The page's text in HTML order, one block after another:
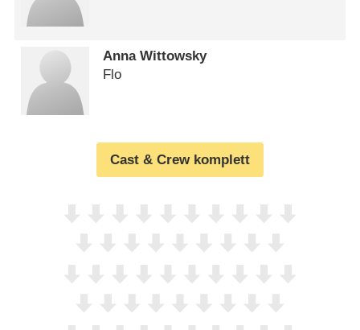
Anna Wittowsky
Flo
Cast & Crew komplett